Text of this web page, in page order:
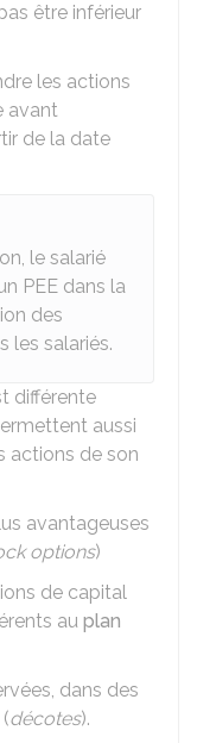
être inférieur
les actions
avant
de la date
le salarié
PEE dans la
des
les salariés.
différente
aussi
actions de son
avantageuses
options)
de capital
au plan
dans des
décotes).